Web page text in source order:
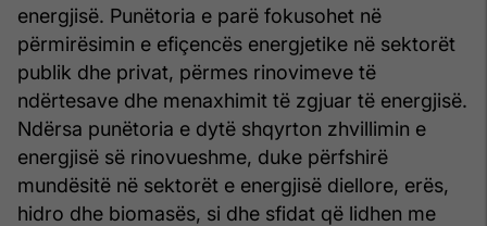
energjisë. Punëtoria e parë fokusohet në
përmirësimin e efiçencës energjetike në sektorët
publik dhe privat, përmes rinovimeve të
ndërtesave dhe menaxhimit të zgjuar të energjisë.
Ndërsa punëtoria e dytë shqyrton zhvillimin e
energjisë së rinovueshme, duke përfshirë
mundësitë në sektorët e energjisë diellore, erës,
hidro dhe biomasës, si dhe sfidat që lidhen me